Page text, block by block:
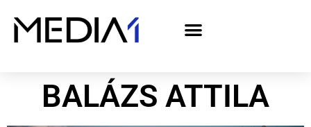
BALÁZS ATTILA